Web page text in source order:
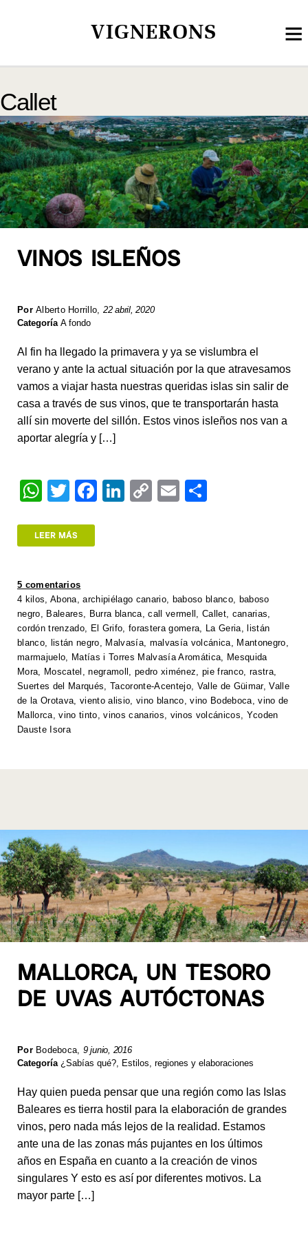
VIGNERONS
Callet
VINOS ISLEÑOS
PorAlberto Horrillo 22 abril, 2020
Categoría A fondo
Al fin ha llegado la primavera y ya se vislumbra el
verano y ante la actual situación por la que atravesamos
vamos a viajar hasta nuestras queridas islas sin salir de
casa a través de sus vinos, que te transportarán hasta
allí sin moverte del sillón. Estos vinos isleños nos van a
aportar alegría y […]
W
at
A
p
p
T
tt
F
o
o
k
Li
n
C
n
k
E
LEER MÁS
5 comentarios
4 kilos, Abona,archipiélago canario, baboso blanco, baboso
negro, Baleares, Burra blanca,call vermell , Callet, canarias,
cordón trenzado, El Grifo, forastera gomera, La Geria, listán
blanco, listán negro, Malvasía, malvasía volcánica, Mantonegro,
marmajuelo, Matías i Torres Malvasía Aromática, Mesquida
Mora, Moscatel ,negramoll , pedro ximénez, pie franco, rastra,
Suertes del Marqués, Tacoronte-Acentejo, Valle de Güimar,Valle
de la Orotava, viento alisio, vino blanco,vino Bodeboca,vino de
Mallorca,vino tinto,vinos canarios, vinos volcánicos, Ycoden
Dauste Isora
MALLORCA, UN TESORO
DE UVAS AUTÓCTONAS
Por Bodeboca 9 junio, 2016
Categoría ¿Sabías qué?, Estilos, regiones y elaboraciones
Hay quien pueda pensar que una región como las Islas
Baleares es tierra hostil para la elaboración de grandes
vinos, pero nada más lejos de la realidad. Estamos
ante una de las zonas más pujantes en los últimos
años en España en cuanto a la creación de vinos
singulares Y esto es así por diferentes motivos. La
mayor parte […]